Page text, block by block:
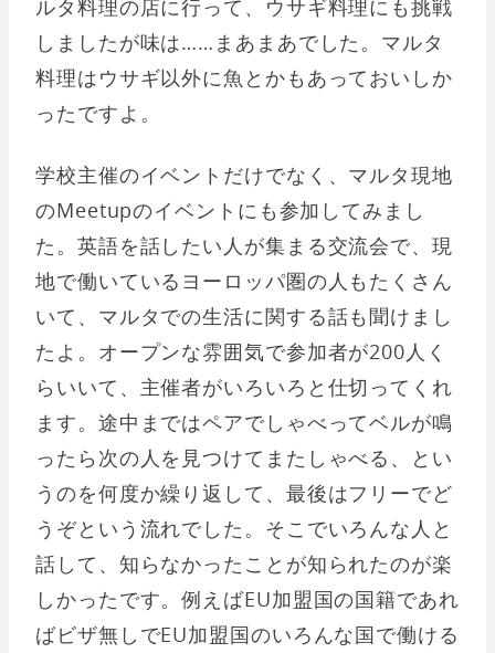
ルタ料理の店に行って、ウサギ料理にも挑戦
しましたが味は……まあまあでした。マルタ
料理はウサギ以外に魚とかもあっておいしか
ったですよ。
学校主催のイベントだけでなく、マルタ現地
のMeetupのイベントにも参加してみまし
た。英語を話したい人が集まる交流会で、現
地で働いているヨーロッパ圏の人もたくさん
いて、マルタでの生活に関する話も聞けまし
たよ。オープンな雰囲気で参加者が200人く
らいいて、主催者がいろいろと仕切ってくれ
ます。途中まではペアでしゃべってベルが鳴
ったら次の人を見つけてまたしゃべる、とい
うのを何度か繰り返して、最後はフリーでど
うぞという流れでした。そこでいろんな人と
話して、知らなかったことが知られたのが楽
しかったです。例えばEU加盟国の国籍であれ
ばビザ無しでEU加盟国のいろんな国で働ける